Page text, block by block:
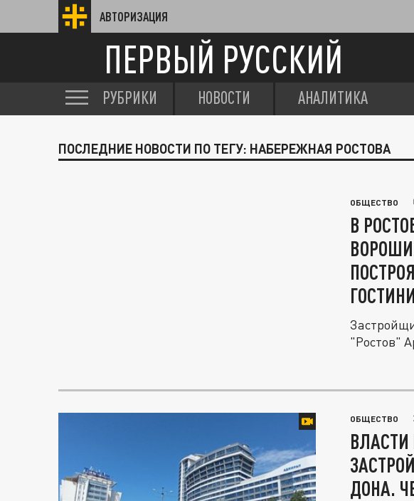
АВТОРИЗАЦИЯ
ПЕРВЫЙ РУССКИЙ
РУБРИКИ НОВОСТИ АНАЛИТИКА
ПОСЛЕДНИЕ НОВОСТИ ПО ТЕГУ: НАБЕРЕЖНАЯ РОСТОВА
ОБЩЕСТВО
В
"Ростов"
ОБЩЕСТВО
ВЛАСТИ
ДОНА.